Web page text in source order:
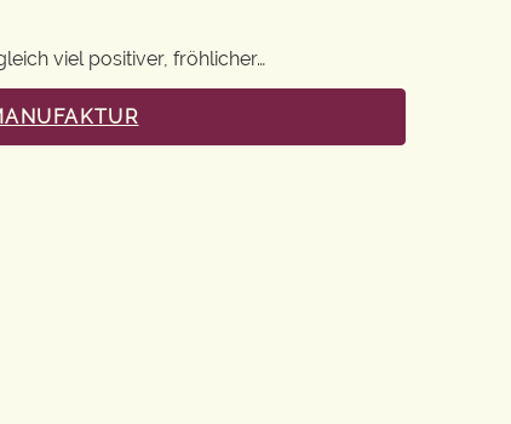
viel positiver, fröhlicher…